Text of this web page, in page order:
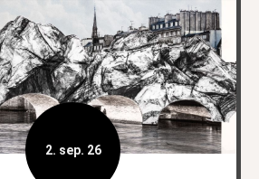
2. sep. 26